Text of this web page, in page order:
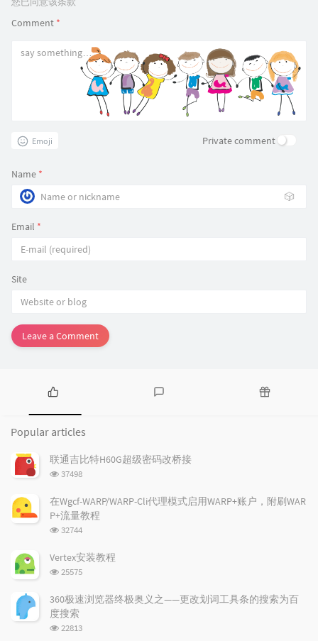
Comment *
Emoji Private comment
Name *
🎲
Email *
Site
Leave a Comment
P
p
u
l
r
a
r
i
c
e
s
e
s
c
o
s
a
s
Popular articles
联通吉比特H60G超级密码改桥接
浏
次
数:
37498
在Wgcf-WARP/WARP-Cli代理模式启用WARP+账户，附刷WAR
P+流量教程
浏
次
32744
Vertex安装教程
浏
次
数:
25575
360极速浏览器终极奥义之——更改划词工具条的搜索为百
度搜索
浏
22813